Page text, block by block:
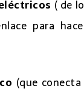
( de
para
(que